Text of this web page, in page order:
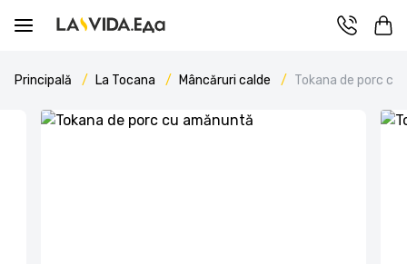
Principală La Tocana Mâncăruri calde Tokana de porc